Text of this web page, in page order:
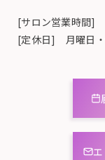
[サロン営業時間]
[定休日] 月曜日